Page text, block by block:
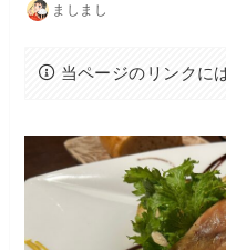
ましまし
当ページのリンクに